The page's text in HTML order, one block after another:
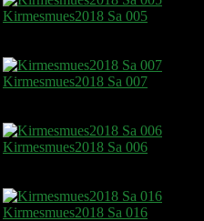
Kirmesmues2018 Sa 005
Kirmesmues2018 Sa 007
Kirmesmues2018 Sa 006
Kirmesmues2018 Sa 016